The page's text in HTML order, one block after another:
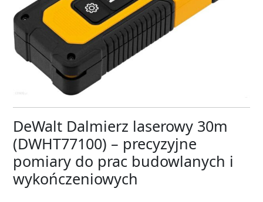
DeWalt Dalmierz laserowy 30m
(DWHT77100) – precyzyjne
pomiary do prac budowlanych i
wykończeniowych